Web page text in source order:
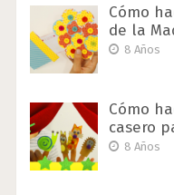
Cómo
de la
8 Años
Cómo
casero
8 Años